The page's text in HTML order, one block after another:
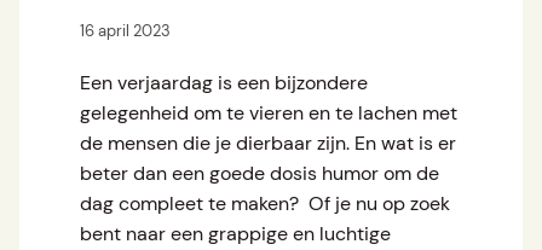
16 april 2023
Een verjaardag is een bijzondere
gelegenheid om te vieren en te lachen met
de mensen die je dierbaar zijn. En wat is er
beter dan een goede dosis humor om de
dag compleet te maken? Of je nu op zoek
bent naar een grappige en luchtige